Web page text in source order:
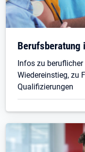
Öffnet in neuem
Berufsberatung
Infos zu
Wiedereinstieg, zu
Qualifizierungen